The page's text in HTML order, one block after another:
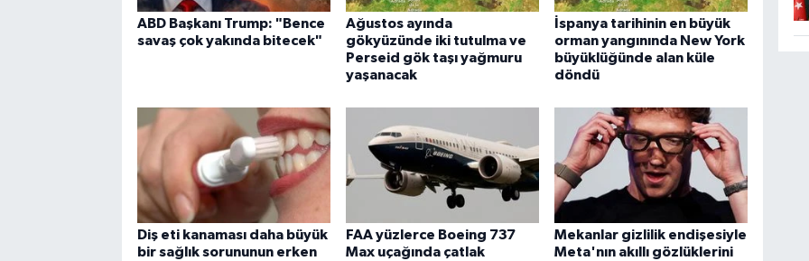
ABD Başkanı Trump: "Bence
savaş çok yakında bitecek"
Ağustos ayında
gökyüzünde iki tutulma ve
Perseid gök taşı yağmuru
yaşanacak
İspanya tarihinin en büyük
orman yangınında New York
büyüklüğünde alan küle
döndü
Diş eti kanaması daha büyük
bir sağlık sorununun erken
FAA yüzlerce Boeing 737
Max uçağında çatlak
Mekanlar gizlilik endişesiyle
Meta'nın akıllı gözlüklerini